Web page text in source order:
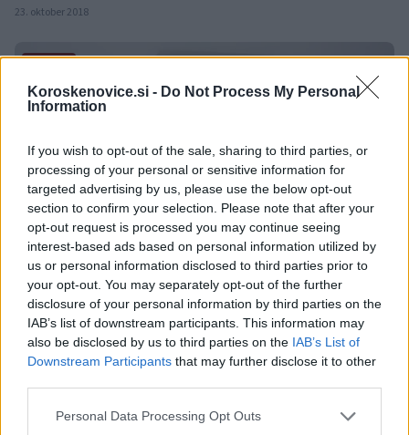
Koroskenovice.si - Do Not Process My Personal
Information
If you wish to opt-out of the sale, sharing to third parties, or
processing of your personal or sensitive information for
targeted advertising by us, please use the below opt-out
section to confirm your selection. Please note that after your
opt-out request is processed you may continue seeing
interest-based ads based on personal information utilized by
us or personal information disclosed to third parties prior to
your opt-out. You may separately opt-out of the further
disclosure of your personal information by third parties on the
IAB’s list of downstream participants. This information may
also be disclosed by us to third parties on the IAB’s List of
Downstream Participants that may further disclose it to other
Please note that this website/app uses one or more Google
Personal Data Processing Opt Outs
23. oktober 2018
NOVICE
Na Uršlji gori v megli in dežju kar 45 Uršk
23. oktober 2018
NOVICE